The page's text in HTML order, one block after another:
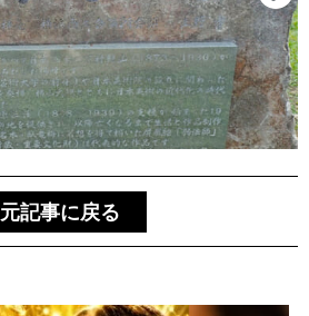
元記事に戻る